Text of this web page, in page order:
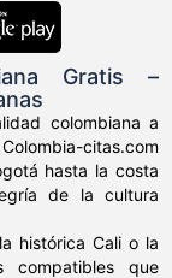
Gratis –
colombiana a
citas.com
hasta la costa
de la cultura
histórica Cali o la
compatibles que